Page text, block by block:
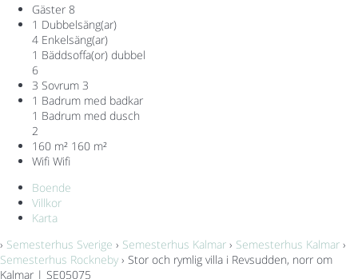
Gäster 8
1 Dubbelsäng(ar)
4 Enkelsäng(ar)
1 Bäddsoffa(or) dubbel
6
3 Sovrum 3
1 Badrum med badkar
1 Badrum med dusch
2
160 m² 160 m²
Wifi Wifi
Boende
Villkor
Karta
› Semesterhus Sverige › Semesterhus Kalmar › Semesterhus Kalmar ›
Semesterhus Rockneby › Stor och rymlig villa i Revsudden, norr om
Kalmar | SE05075